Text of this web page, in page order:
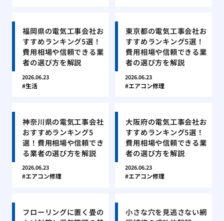
福岡県の電気工事会社お
すすめランキング5選！
費用相場や信頼できる業
者の選び方を解説
2026.06.23
生活
東京都の電気工事会社お
すすめランキング5選！
費用相場や信頼できる業
者の選び方を解説
2026.06.23
エアコン修理
神奈川県の電気工事会社
おすすめランキング5
選！費用相場や信頼でき
る業者の選び方を解説
2026.06.23
エアコン修理
大阪府の電気工事会社お
すすめランキング5選！
費用相場や信頼できる業
者の選び方を解説
2026.06.23
エアコン修理
フローリングに置く畳の
小さな穴を見逃さない網